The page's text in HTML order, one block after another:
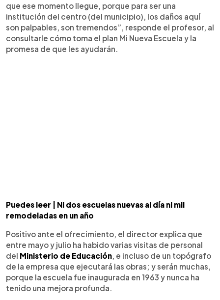
que ese momento llegue, porque para ser una
institución del centro (del municipio), los daños aquí
son palpables, son tremendos”, responde el profesor, al
consultarle cómo toma el plan Mi Nueva Escuela y la
promesa de que les ayudarán.
Puedes leer | Ni dos escuelas nuevas al día ni mil
remodeladas en un año
Positivo ante el ofrecimiento, el director explica que
entre mayo y julio ha habido varias visitas de personal
del Ministerio de Educación , e incluso de un topógrafo
de la empresa que ejecutará las obras; y serán muchas,
porque la escuela fue inaugurada en 1963 y nunca ha
tenido una mejora profunda.